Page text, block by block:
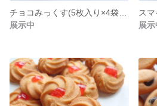
展示中
展示